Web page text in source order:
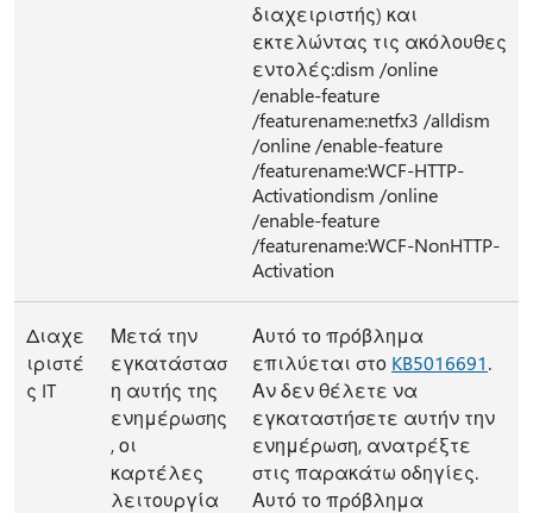
διαχειριστής) και
εκτελώντας τις ακόλουθες
εντολές:dism /online
/enable-feature
/featurename:netfx3 /alldism
/online /enable-feature
/featurename:WCF-HTTP-
Activationdism /online
/enable-feature
/featurename:WCF-NonHTTP-
Activation
Διαχε
ιριστέ
ς IT
Μετά την
εγκατάστασ
η αυτής της
ενημέρωσης
, οι
καρτέλες
λειτουργία
Αυτό το πρόβλημα
επιλύεται στο KB5016691.
Αν δεν θέλετε να
εγκαταστήσετε αυτήν την
ενημέρωση, ανατρέξτε
στις παρακάτω οδηγίες.
Αυτό το πρόβλημα